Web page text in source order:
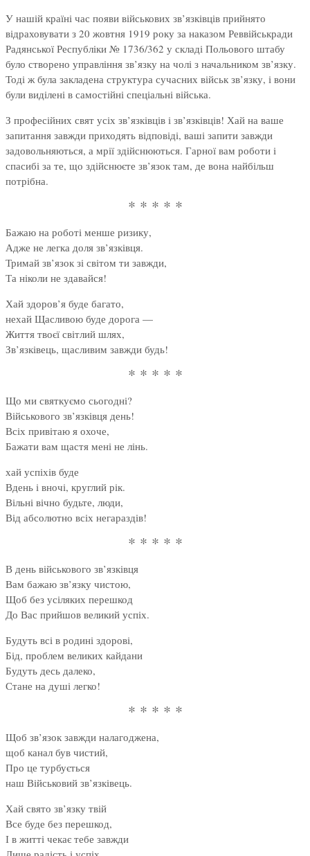
У нашій країні час появи військових зв’язківців прийнято
відраховувати з 20 жовтня 1919 року за наказом Реввійськради
Радянської Республіки № 1736/362 у складі Польового штабу
було створено управління зв’язку на чолі з начальником зв’язку.
Тоді ж була закладена структура сучасних військ зв’язку, і вони
були виділені в самостійні спеціальні війська.
З професійних свят усіх зв’язківців і зв’язківців! Хай на ваше
запитання завжди приходять відповіді, ваші запити завжди
задовольняються, а мрії здійснюються. Гарної вам роботи і
спасибі за те, що здійснюєте зв’язок там, де вона найбільш
потрібна.
* * * * *
Бажаю на роботі менше ризику,
Адже не легка доля зв’язківця.
Тримай зв’язок зі світом ти завжди,
Та ніколи не здавайся!
Хай здоров’я буде багато,
нехай Щасливою буде дорога —
Життя твоєї світлий шлях,
Зв’язківець, щасливим завжди будь!
* * * * *
Що ми святкуємо сьогодні?
Військового зв’язківця день!
Всіх привітаю я охоче,
Бажати вам щастя мені не лінь.
хай успіхів буде
Вдень і вночі, круглий рік.
Вільні вічно будьте, люди,
Від абсолютно всіх негараздів!
* * * * *
В день військового зв’язківця
Вам бажаю зв’язку чистою,
Щоб без усіляких перешкод
До Вас прийшов великий успіх.
Будуть всі в родині здорові,
Бід, проблем великих кайдани
Будуть десь далеко,
Стане на душі легко!
* * * * *
Щоб зв’язок завжди налагоджена,
щоб канал був чистий,
Про це турбується
наш Військовий зв’язківець.
Хай свято зв’язку твій
Все буде без перешкод,
І в житті чекає тебе завжди